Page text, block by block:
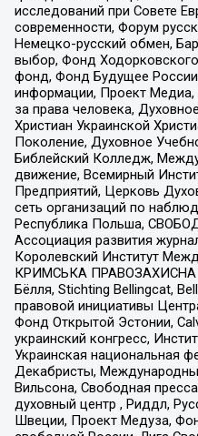
исследований при Совете
современности, Форум
Немецко-русский обмен,
выбор, Фонд
фонд, Фонд Будущее
информации, Проект
за права человека,
Христиан Украинской
Поколение, Духовное
Библейский Колледж,
движение, Всемирный
Предприятий, Церковь
сеть организаций по
Республика Польша,
Ассоциация развития
Королевский Институт
КРИМСЬКА ПРАВОЗАХИСНА
Бёлля, Stichting Bellingcat,
правовой инициативы
Фонд Открытой Эстонии,
украинский конгресс,
Украинская национальная
Декабристы,
Вильсона, Свободная
духовный центр , Риддл,
Швеции, Проект Медуза,